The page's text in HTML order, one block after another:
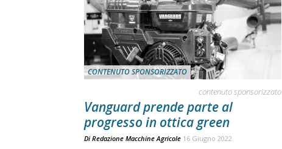
CONTENUTO SPONSORIZZATO
contenuto sponsorizzato
Vanguard prende parte al
progresso in ottica green
Di Redazione Macchine Agricole 16 Giugno 2022